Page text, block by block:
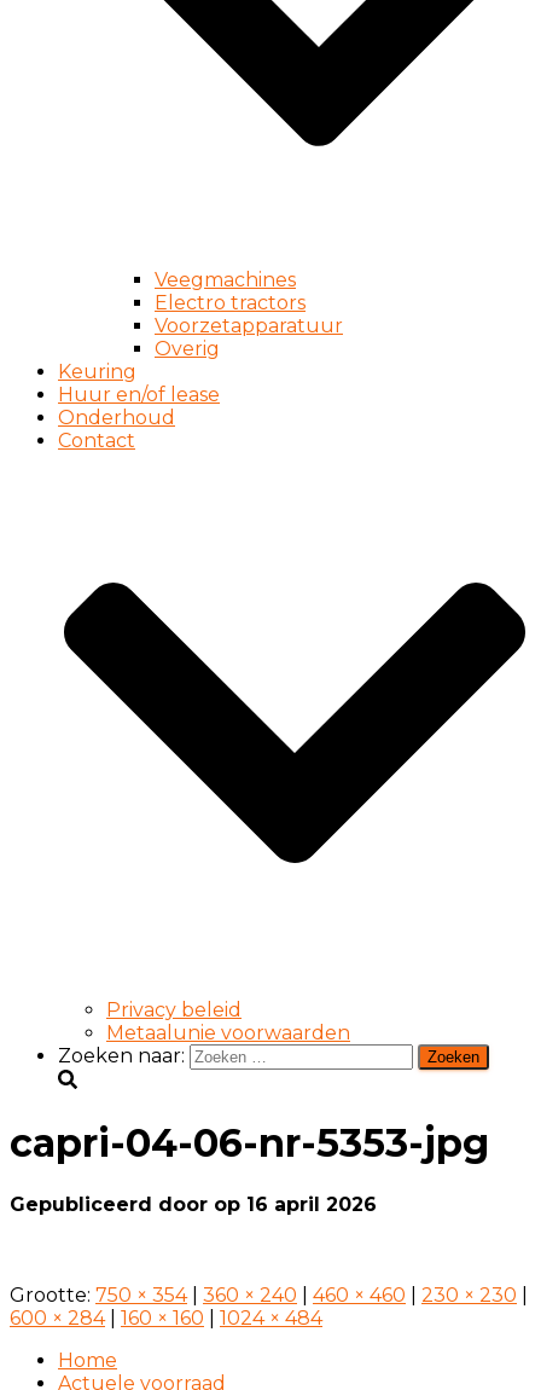
Veegmachines
Electro tractors
Voorzetapparatuur
Overig
Keuring
Huur en/of lease
Onderhoud
Contact
Privacy beleid
Metaalunie voorwaarden
Zoeken naar:
capri-04-06-nr-5353-jpg
Gepubliceerd door op 16 april 2026
Grootte: 750 × 354 360 × 240 460 × 460 230 × 230
600 × 284
160 × 160
1024 × 484
Home
Actuele voorraad